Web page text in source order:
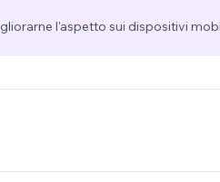
l'aspetto sui dispositivi